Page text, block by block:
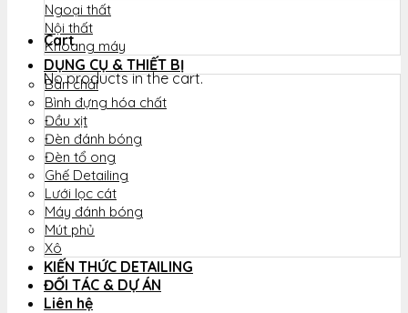
Cart
No products in the cart.
Ngoại thất
Nội thất
Khoang máy
DỤNG CỤ & THIẾT BỊ
Bàn chải
Bình đựng hóa chất
Đầu xịt
Đèn đánh bóng
Đèn tổ ong
Ghế Detailing
Lưới lọc cát
Máy đánh bóng
Mút phủ
Xô
KIẾN THỨC DETAILING
ĐỐI TÁC & DỰ ÁN
Liên hệ